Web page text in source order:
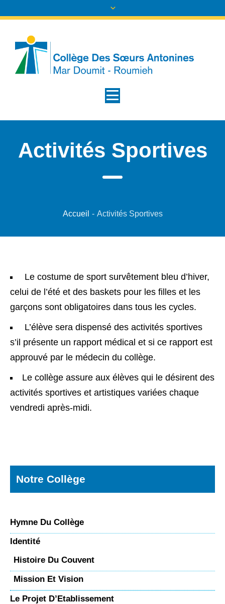
Activités Sportives
Accueil - Activités Sportives
Le costume de sport survêtement bleu d’hiver,
celui de l’été et des baskets pour les filles et les
garçons sont obligatoires dans tous les cycles.
L’élève sera dispensé des activités sportives
s’il présente un rapport médical et si ce rapport est
approuvé par le médecin du collège.
Le collège assure aux élèves qui le désirent des
activités sportives et artistiques variées chaque
vendredi après-midi.
Notre Collège
Hymne Du Collège
Identité
Histoire Du Couvent
Mission Et Vision
Le Projet D’Etablissement